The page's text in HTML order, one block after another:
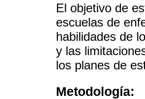
El objetivo de
escuelas de
habilidades de
y las
los planes de
Metodología: